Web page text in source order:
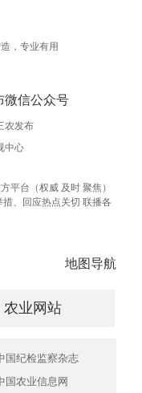
，专业有用
微信公众号
农发布
中心
平台（权威 及时 聚焦）
、回应热点关切 联播各
地图导航
农业网站
国纪检监察杂志
国农业信息网